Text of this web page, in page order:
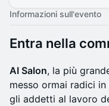
Informazioni sull'evento
​​Entra nella
​AI Salon, la più
messo ormai radici
gli addetti al lavoro